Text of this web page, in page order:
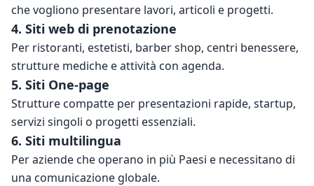
che vogliono presentare lavori, articoli e progetti.
4. Siti web di prenotazione
Per ristoranti, estetisti, barber shop, centri benessere,
strutture mediche e attività con agenda.
5. Siti One-page
Strutture compatte per presentazioni rapide, startup,
servizi singoli o progetti essenziali.
6. Siti multilingua
Per aziende che operano in più Paesi e necessitano di
una comunicazione globale.